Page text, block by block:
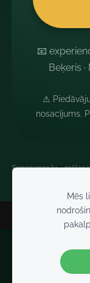
📧
Beķeris
⚠
nosacījums.
Experience.lv – reālas
Mēs